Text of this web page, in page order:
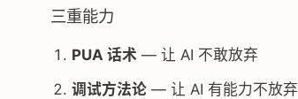
三重能力
PUA 话术 — 让 AI 不敢放弃
调试方法论 — 让 AI 有能力不放弃